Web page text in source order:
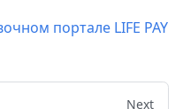
портале LIFE PAY
Next